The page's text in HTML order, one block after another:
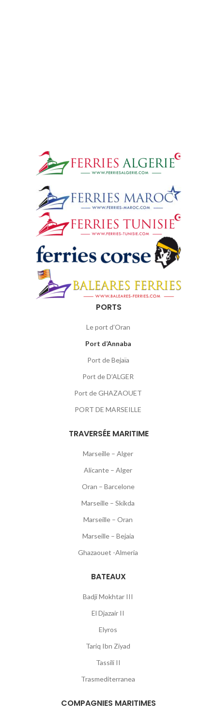
PORTS
Le port d’Oran
Port d’Annaba
Port de Bejaïa
Port de D’ALGER
Port de GHAZAOUET
PORT DE MARSEILLE
TRAVERSÉE MARITIME
Marseille – Alger
Alicante – Alger
Oran – Barcelone
Marseille – Skikda
Marseille – Oran
Marseille – Bejaia
Ghazaouet -Almeria
BATEAUX
Badji Mokhtar III
El Djazair II
Elyros
Tariq Ibn Ziyad
Tassili II
Trasmediterranea
COMPAGNIES MARITIMES